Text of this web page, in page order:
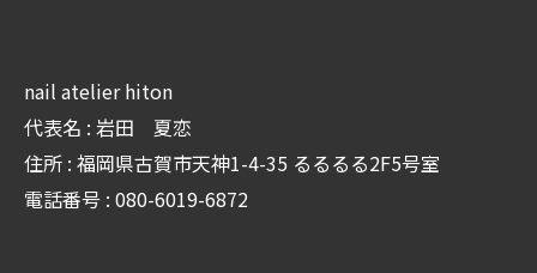
nail atelier hiton
代表名 : 岩田 夏恋
住所 : 福岡県古賀市天神1-4-35 るるるる2F5号室
電話番号 : 080-6019-6872